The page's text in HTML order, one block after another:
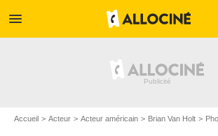
menu
Accueil Acteur Acteur américain Brian Van Holt